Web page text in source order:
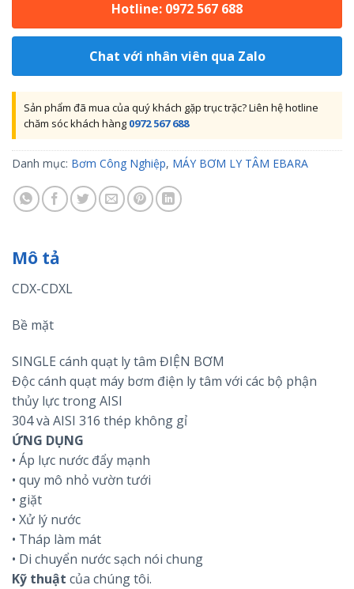
Hotline: 0972 567 688
Chat với nhân viên qua Zalo
Sản phẩm đã mua của quý khách gặp trục trặc? Liên hệ hotline
chăm sóc khách hàng 0972 567 688
Danh mục: Bơm Công Nghiệp, MÁY BƠM LY TÂM EBARA
Mô tả
CDX-CDXL
Bề mặt
SINGLE cánh quạt ly tâm ĐIỆN BƠM
Độc cánh quạt máy bơm điện ly tâm với các bộ phận
thủy lực trong AISI
304 và AISI 316 thép không gỉ
ỨNG DỤNG
• Áp lực nước đẩy mạnh
• quy mô nhỏ vườn tưới
• giặt
• Xử lý nước
• Tháp làm mát
• Di chuyển nước sạch nói chung
Kỹ thuật của chúng tôi.